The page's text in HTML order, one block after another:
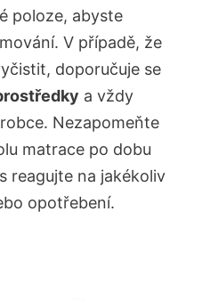
poloze, abyste
V případě, že
doporučuje se
a vždy
Nezapomeňte
matrace po dobu
reagujte na jakékoliv
opotřebení.